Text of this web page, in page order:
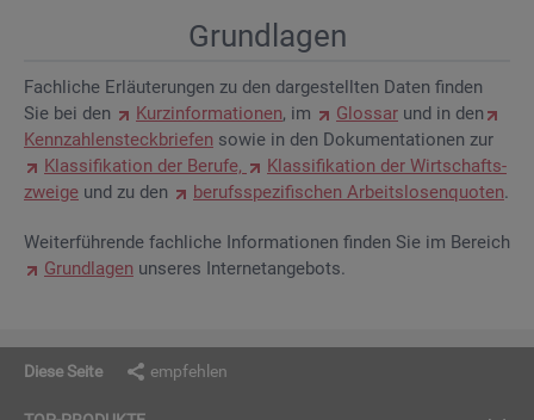
Grund­la­gen
Fach­li­che Er­läu­te­run­gen zu den dar­ge­stell­ten Daten fin­den
Sie bei den
Kurz­in­for­ma­tio­nen, im Glos­sar und in den
Kenn­zah­len­steck­brie­fen sowie in den Do­ku­men­ta­tio­nen zur
Klas­si­fi­ka­ti­on der Be­ru­fe,
Klas­si­fi­ka­ti­on der Wirt­schafts­
zwei­ge und zu den be­rufs­spe­zi­fi­schen Ar­beits­lo­sen­quo­ten.
Wei­ter­füh­ren­de fach­li­che In­for­ma­tio­nen fin­den Sie im Be­reich
Grund­la­gen un­se­res In­ter­net­an­ge­bots.
Diese Seite empfehlen